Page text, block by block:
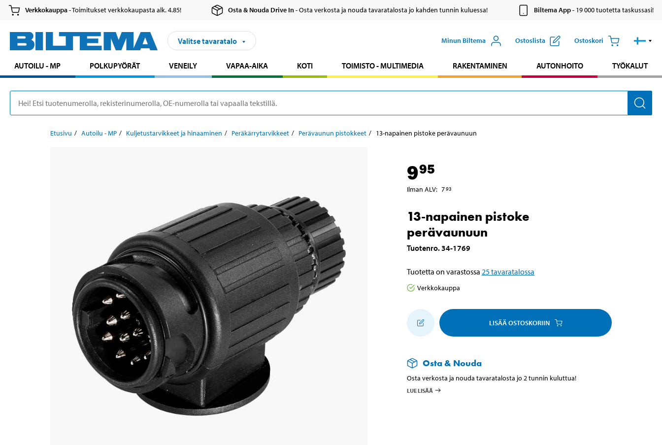
Verkkokauppa- Toimitukset verkkokaupasta alk. 4.85! Osta & Nouda Drive In- Osta verkosta ja nouda tavaratalosta jo kahden tunnin kuluessa! Biltema App- 19 000 tuotetta taskussasi!
Valitse tavaratalo Minun Biltema Ostoslista Ostoskori
AUTOILU - MP POLKUPYÖRÄT VENEILY VAPAA-AIKA KOTI TOIMISTO - MULTIMEDIA RAKENTAMINEN AUTONHOITO TYÖKALUT
Etusivu Autoilu - MP Kuljetustarvikkeet ja hinaaminen Peräkärrytarvikkeet Perävaunun pistokkeet 13-napainen pistoke perävaunuun
995
Ilman ALV: 793
13-napainen pistoke
perävaunuun
Tuotenro.34-1769
Tuotetta on varastossa 25tavaratalossa
Verkkokauppa
LISÄÄ OSTOSKORIIN
Osta & Nouda
Osta verkosta ja nouda tavaratalosta jo 2 tunnin kuluttua!
LUE LISÄÄ